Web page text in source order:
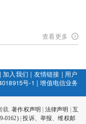
查看更多
| 加入我们 | 友情链接 | 用户
号-1 |增值电信业务
载.著作权声明 法律声明
互
0162)|投诉、举报、维权邮